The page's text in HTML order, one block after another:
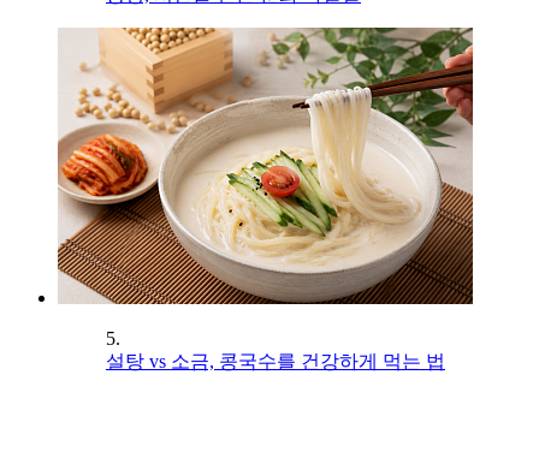
5.
설탕 vs 소금, 콩국수를 건강하게 먹는 법